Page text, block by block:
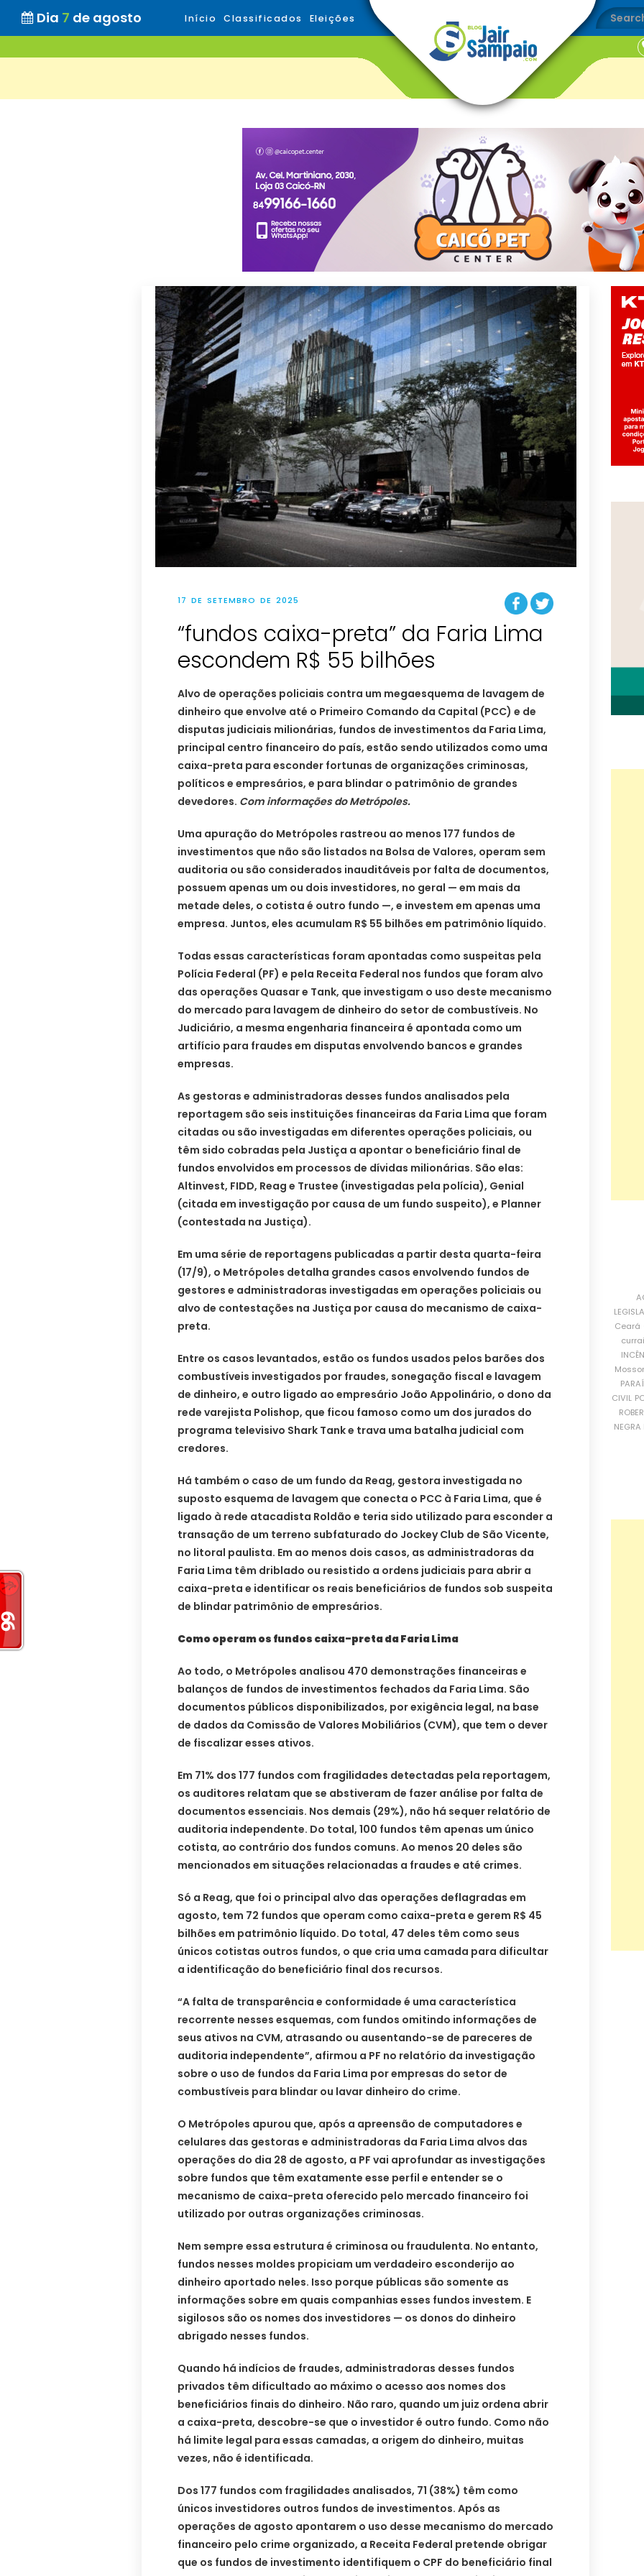
Dia 7 de agosto Início Classificados Eleições
17 DE SETEMBRO DE 2025
“fundos caixa-preta” da Faria Lima
escondem R$ 55 bilhões
Alvo de operações policiais contra um megaesquema de lavagem de
dinheiro que envolve até o Primeiro Comando da Capital (PCC) e de
disputas judiciais milionárias, fundos de investimentos da Faria Lima,
principal centro financeiro do país, estão sendo utilizados como uma
caixa-preta para esconder fortunas de organizações criminosas,
políticos e empresários, e para blindar o patrimônio de grandes
devedores. Com informações do Metrópoles.
Uma apuração do Metrópoles rastreou ao menos 177 fundos de
investimentos que não são listados na Bolsa de Valores, operam sem
auditoria ou são considerados inauditáveis por falta de documentos,
possuem apenas um ou dois investidores, no geral — em mais da
metade deles, o cotista é outro fundo —, e investem em apenas uma
empresa. Juntos, eles acumulam R$ 55 bilhões em patrimônio líquido.
Todas essas características foram apontadas como suspeitas pela
Polícia Federal (PF) e pela Receita Federal nos fundos que foram alvo
das operações Quasar e Tank, que investigam o uso deste mecanismo
do mercado para lavagem de dinheiro do setor de combustíveis. No
Judiciário, a mesma engenharia financeira é apontada como um
artifício para fraudes em disputas envolvendo bancos e grandes
empresas.
As gestoras e administradoras desses fundos analisados pela
reportagem são seis instituições financeiras da Faria Lima que foram
citadas ou são investigadas em diferentes operações policiais, ou
têm sido cobradas pela Justiça a apontar o beneficiário final de
fundos envolvidos em processos de dívidas milionárias. São elas:
Altinvest, FIDD, Reag e Trustee (investigadas pela polícia), Genial
(citada em investigação por causa de um fundo suspeito), e Planner
(contestada na Justiça).
Em uma série de reportagens publicadas a partir desta quarta-feira
(17/9), o Metrópoles detalha grandes casos envolvendo fundos de
gestores e administradoras investigadas em operações policiais ou
alvo de contestações na Justiça por causa do mecanismo de caixa-
preta.
Entre os casos levantados, estão os fundos usados pelos barões dos
combustíveis investigados por fraudes, sonegação fiscal e lavagem
de dinheiro, e outro ligado ao empresário João Appolinário, o dono da
rede varejista Polishop, que ficou famoso como um dos jurados do
programa televisivo Shark Tank e trava uma batalha judicial com
credores.
Há também o caso de um fundo da Reag, gestora investigada no
suposto esquema de lavagem que conecta o PCC à Faria Lima, que é
ligado à rede atacadista Roldão e teria sido utilizado para esconder a
transação de um terreno subfaturado do Jockey Club de São Vicente,
no litoral paulista. Em ao menos dois casos, as administradoras da
Faria Lima têm driblado ou resistido a ordens judiciais para abrir a
caixa-preta e identificar os reais beneficiários de fundos sob suspeita
de blindar patrimônio de empresários.
Como operam os fundos caixa-preta da Faria Lima
Ao todo, o Metrópoles analisou 470 demonstrações financeiras e
balanços de fundos de investimentos fechados da Faria Lima. São
documentos públicos disponibilizados, por exigência legal, na base
de dados da Comissão de Valores Mobiliários (CVM), que tem o dever
de fiscalizar esses ativos.
Em 71% dos 177 fundos com fragilidades detectadas pela reportagem,
os auditores relatam que se abstiveram de fazer análise por falta de
documentos essenciais. Nos demais (29%), não há sequer relatório de
auditoria independente. Do total, 100 fundos têm apenas um único
cotista, ao contrário dos fundos comuns. Ao menos 20 deles são
mencionados em situações relacionadas a fraudes e até crimes.
Só a Reag, que foi o principal alvo das operações deflagradas em
agosto, tem 72 fundos que operam como caixa-preta e gerem R$ 45
bilhões em patrimônio líquido. Do total, 47 deles têm como seus
únicos cotistas outros fundos, o que cria uma camada para dificultar
a identificação do beneficiário final dos recursos.
“A falta de transparência e conformidade é uma característica
recorrente nesses esquemas, com fundos omitindo informações de
seus ativos na CVM, atrasando ou ausentando-se de pareceres de
auditoria independente”, afirmou a PF no relatório da investigação
sobre o uso de fundos da Faria Lima por empresas do setor de
combustíveis para blindar ou lavar dinheiro do crime.
O Metrópoles apurou que, após a apreensão de computadores e
celulares das gestoras e administradoras da Faria Lima alvos das
operações do dia 28 de agosto, a PF vai aprofundar as investigações
sobre fundos que têm exatamente esse perfil e entender se o
mecanismo de caixa-preta oferecido pelo mercado financeiro foi
utilizado por outras organizações criminosas.
Nem sempre essa estrutura é criminosa ou fraudulenta. No entanto,
fundos nesses moldes propiciam um verdadeiro esconderijo ao
dinheiro aportado neles. Isso porque públicas são somente as
informações sobre em quais companhias esses fundos investem. E
sigilosos são os nomes dos investidores — os donos do dinheiro
abrigado nesses fundos.
Quando há indícios de fraudes, administradoras desses fundos
privados têm dificultado ao máximo o acesso aos nomes dos
beneficiários finais do dinheiro. Não raro, quando um juiz ordena abrir
a caixa-preta, descobre-se que o investidor é outro fundo. Como não
há limite legal para essas camadas, a origem do dinheiro, muitas
vezes, não é identificada.
Dos 177 fundos com fragilidades analisados, 71 (38%) têm como
únicos investidores outros fundos de investimentos. Após as
operações de agosto apontarem o uso desse mecanismo do mercado
financeiro pelo crime organizado, a Receita Federal pretende obrigar
que os fundos de investimento identifiquem o CPF do beneficiário final
Ceará
CIVIL
NEGRA